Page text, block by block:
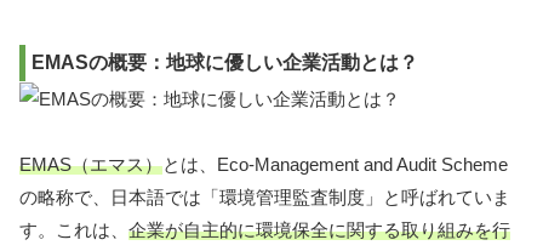
EMASの概要：地球に優しい企業活動とは？
EMAS（エマス）とは、Eco-Management and Audit Scheme
の略称で、日本語では「環境管理監査制度」と呼ばれていま
す。これは、 企業が自主的に環境保全に関する取り組みを行